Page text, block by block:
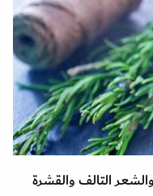
التالف والقشرة